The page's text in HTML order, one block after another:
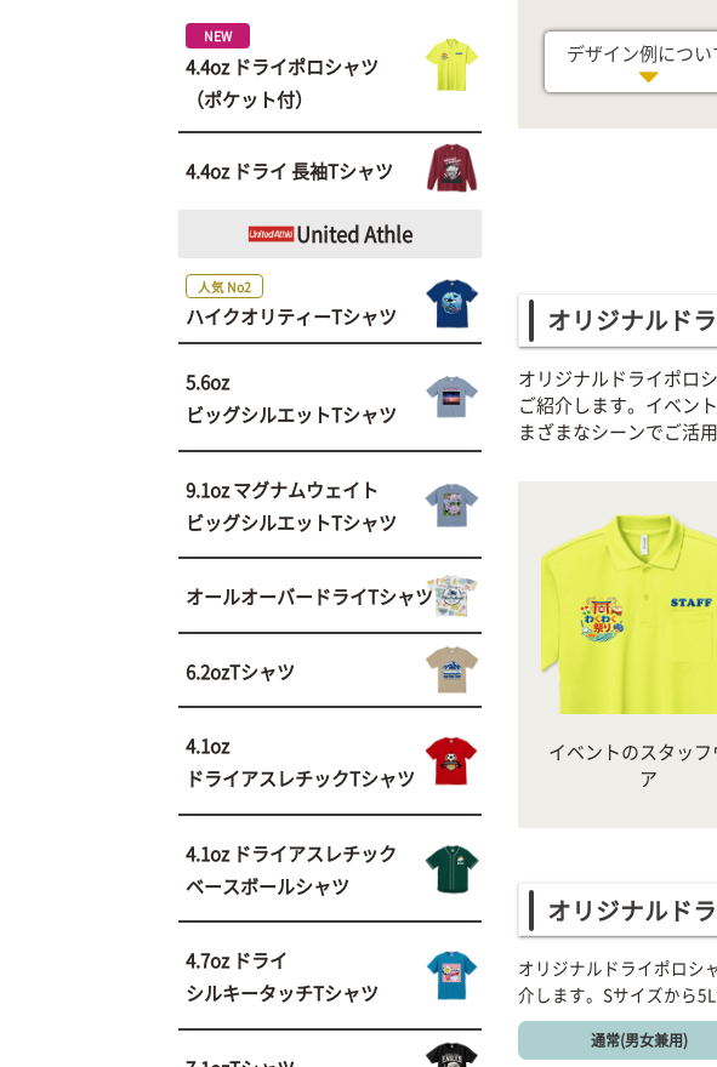
NEW
4.4oz ドライポロシャツ
（ポケット付）
4.4oz ドライ 長袖Tシャツ
United Athle
人気 No2
ハイクオリティーTシャツ
5.6oz
ビッグシルエットTシャツ
9.1oz マグナムウェイト
ビッグシルエットTシャツ
オールオーバードライTシャツ
6.2ozTシャツ
4.1oz
ドライアスレチックTシャツ
4.1oz ドライアスレチック
ベースボールシャツ
4.7oz ドライ
シルキータッチTシャツ
デザイン例につい
オリジナルド
オリジナルドライポロ
ご紹介します。イベン
まざまなシーンでご活
イベントのスタッフ
ア
オリジナルド
オリジナルドライポロシ
介します。Sサイズから
通常(男女兼用)